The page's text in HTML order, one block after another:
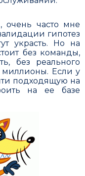
очень часто мне
гипотез
украсть. Но на
без команды,
без реального
Если у
подходящую на
на ее базе